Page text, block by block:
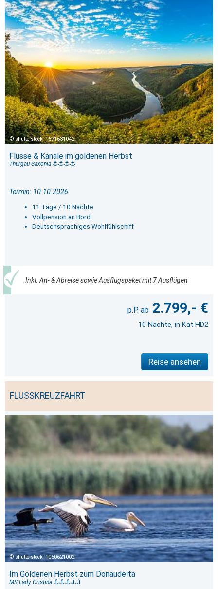
shutterstock_1671631042
Flüsse & Kanäle im goldenen Herbst
Thurgau Saxonia
Termin: 10.10.2026
11 Tage / 10 Nächte
Vollpension an Bord
Deutschsprachiges Wohlfühlschiff
Inkl. An- & Abreise sowie Ausflugspaket mit 7 Ausflügen
2.799,- €
10 Nächte, in Kat HD2
Reise ansehen
FLUSSKREUZFAHRT
shutterstock_1050621002
Im Goldenen Herbst zum Donaudelta
MS Lady Cristina